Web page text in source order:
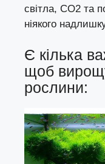
світла, CO2 та
ніякого
Є кілька
щоб
рослини: